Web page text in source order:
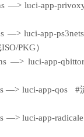
—> luci-app-
—> luci-app-
PKG）
—> luci-app-
—> luci-app-qos #
—> luci-app-